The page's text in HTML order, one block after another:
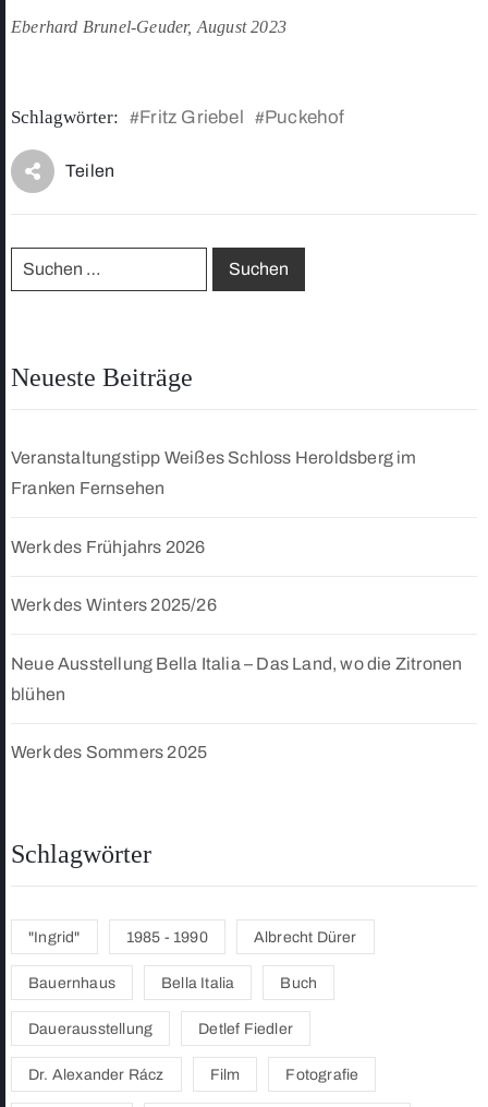
Eberhard Brunel-Geuder, August 2023
Schlagwörter: #Fritz Griebel #Puckehof
Teilen
Neueste Beiträge
Veranstaltungstipp Weißes Schloss Heroldsberg im
Franken Fernsehen
Werk des Frühjahrs 2026
Werk des Winters 2025/26
Neue Ausstellung Bella Italia – Das Land, wo die Zitronen
blühen
Werk des Sommers 2025
Schlagwörter
"Ingrid" 1985 - 1990 Albrecht Dürer
Bauernhaus Bella Italia Buch
Dauerausstellung Detlef Fiedler
Dr. Alexander Rácz Film Fotografie